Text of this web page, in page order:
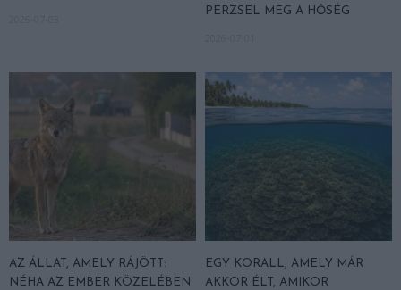
PERZSEL MEG A HŐSÉG
AZ ÁLLAT, AMELY RÁJÖTT:
NÉHA AZ EMBER KÖZELÉBEN
EGY KORALL, AMELY MÁR
AKKOR ÉLT, AMIKOR